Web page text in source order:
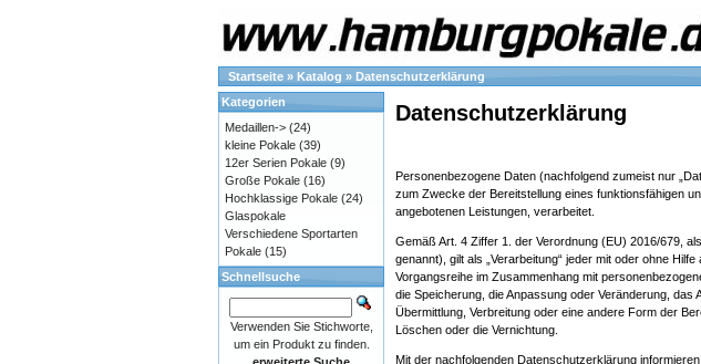
Startseite » Katalog » Datenschutzerklärung
Datenschutzerklärung
Personenbezogene Daten (nachfolgend zumeist nur
zum Zwecke der Bereitstellung eines funktionsfähigen
angebotenen Leistungen, verarbeitet.
Gemäß Art. 4 Ziffer 1. der Verordnung (EU) 2016/679,
genannt), gilt als „Verarbeitung“ jeder mit oder ohne
Vorgangsreihe im Zusammenhang mit
die Speicherung, die Anpassung oder Veränderung,
Übermittlung, Verbreitung oder eine andere Form der
Löschen oder die Vernichtung.
Mit der nachfolgenden Datenschutzerklärung
Kategorien
Medaillen-> (24)
kleine Pokale (39)
12er Serien Pokale (9)
Große Pokale (16)
Hochklassige Pokale (24)
Glaspokale
Verschiedene Sportarten
Pokale (15)
Schnellsuche
Verwenden Sie Stichworte,
um ein Produkt zu finden.